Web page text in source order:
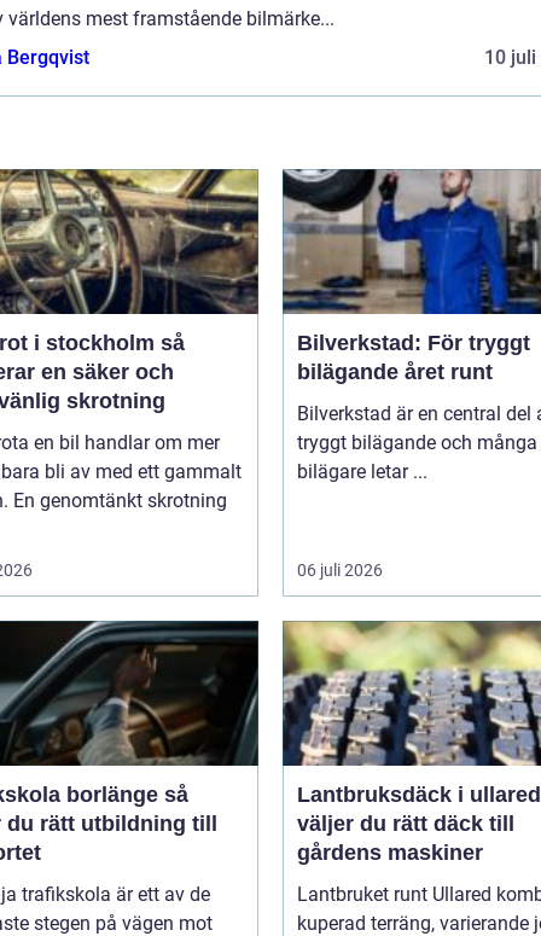
världens mest framstående bilmärke...
Bergqvist
10 juli
i stockholm så
en säker och
skrotning
en bil handlar om mer
bli av med ett gammalt
En genomtänkt skrotning
Bilverkstad: För tryggt
bilägande året runt
Bilverkstad är en central del
tryggt bilägande och många
bilägare letar ...
06 juli 2026
borlänge så
rätt utbildning till
trafikskola är ett av de
stegen på vägen mot
Lantbruksdäck i ullared
väljer du rätt däck till
gårdens maskiner
Lantbruket runt Ullared
kuperad terräng, varierande